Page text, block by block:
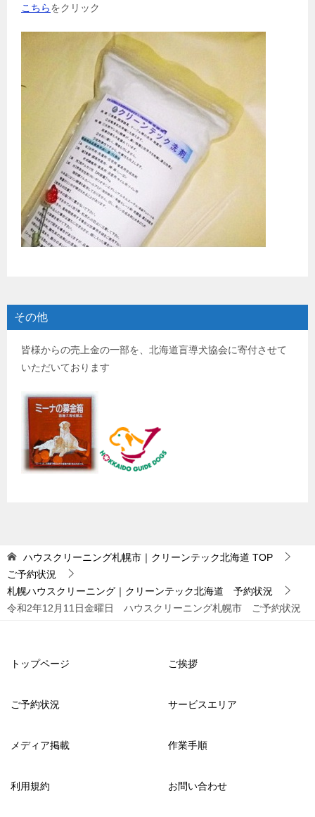
こちらをクリック
その他
皆様からの売上金の一部を、北海道盲導犬協会に寄付させて
いただいております
ハウスクリーニング札幌市｜クリーンテック北海道 TOP
ご予約状況
札幌ハウスクリーニング｜クリーンテック北海道 予約状況
令和2年12月11日金曜日 ハウスクリーニング札幌市 ご予約状況
トップページ ご挨拶
ご予約状況 サービスエリア
メディア掲載 作業手順
利用規約 お問い合わせ